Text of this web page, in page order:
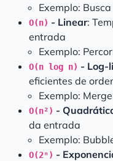
Exemplo:
O(n) - Linear:
entrada
Exemplo:
O(n log n) - Log-
eficientes de
Exemplo:
O(n²) -
da entrada
Exemplo:
O(2ⁿ) -